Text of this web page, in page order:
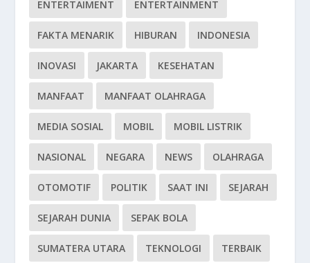
ENTERTAIMENT ENTERTAINMENT
FAKTA MENARIK HIBURAN INDONESIA
INOVASI JAKARTA KESEHATAN
MANFAAT MANFAAT OLAHRAGA
MEDIA SOSIAL MOBIL MOBIL LISTRIK
NASIONAL NEGARA NEWS OLAHRAGA
OTOMOTIF POLITIK SAAT INI SEJARAH
SEJARAH DUNIA SEPAK BOLA
SUMATERA UTARA TEKNOLOGI TERBAIK